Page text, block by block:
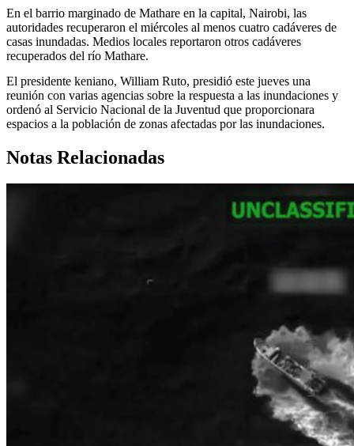
En el barrio marginado de Mathare en la capital, Nairobi, las
autoridades recuperaron el miércoles al menos cuatro cadáveres de
casas inundadas. Medios locales reportaron otros cadáveres
recuperados del río Mathare.
El presidente keniano, William Ruto, presidió este jueves una
reunión con varias agencias sobre la respuesta a las inundaciones y
ordenó al Servicio Nacional de la Juventud que proporcionara
espacios a la población de zonas afectadas por las inundaciones.
Notas Relacionadas